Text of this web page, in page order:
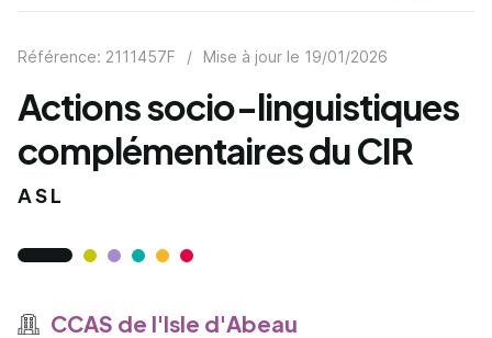
Référence: 2111457F / Mise à jour le 19/01/2026
Actions socio-linguistiques
complémentaires du CIR
ASL
CCAS de l'Isle d'Abeau